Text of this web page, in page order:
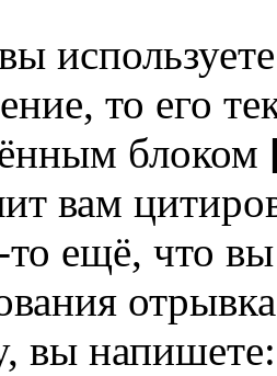
то его
блоком
вам
то ещё, что
вы напишете: